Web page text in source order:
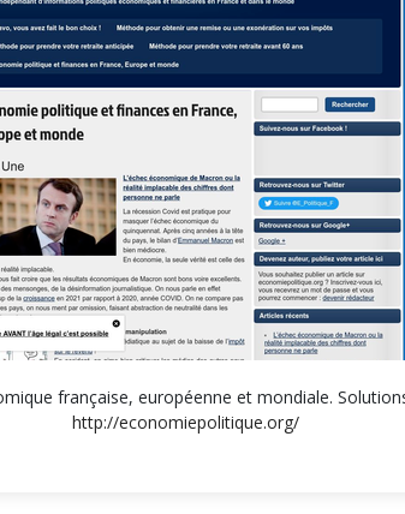
française, européenne et mondiale.
http://economiepolitique.org/